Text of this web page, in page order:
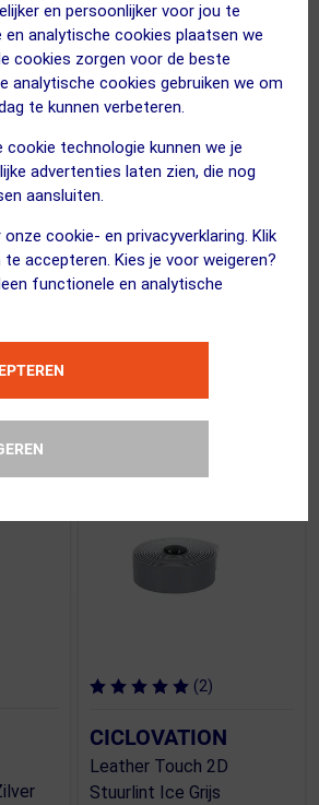
en persoonlijker voor jou te
en analytische cookies plaatsen we
cookies zorgen voor de beste
analytische cookies gebruiken we om
te kunnen verbeteren.
cookie technologie kunnen we je
advertenties laten zien, die nog
aansluiten.
onze cookie- en privacyverklaring. Klik
accepteren. Kies je voor weigeren?
functionele en analytische
aan onze AI assistent
(2)
CICLOVATION
Leather Touch 2D
Stuurlint Ice Grijs